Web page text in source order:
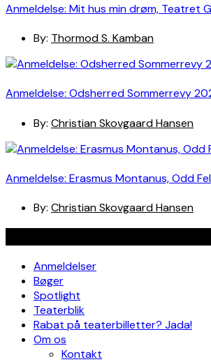
Anmeldelse: Mit hus min drøm, Teatret
By: Thormod S. Kamban
Anmeldelse: Odsherred Sommerrevy
By: Christian Skovgaard Hansen
Anmeldelse: Erasmus Montanus, Odd
By: Christian Skovgaard Hansen
Anmeldelser
Bøger
Spotlight
Teaterblik
Rabat på teaterbilletter? Jada!
Om os
Kontakt